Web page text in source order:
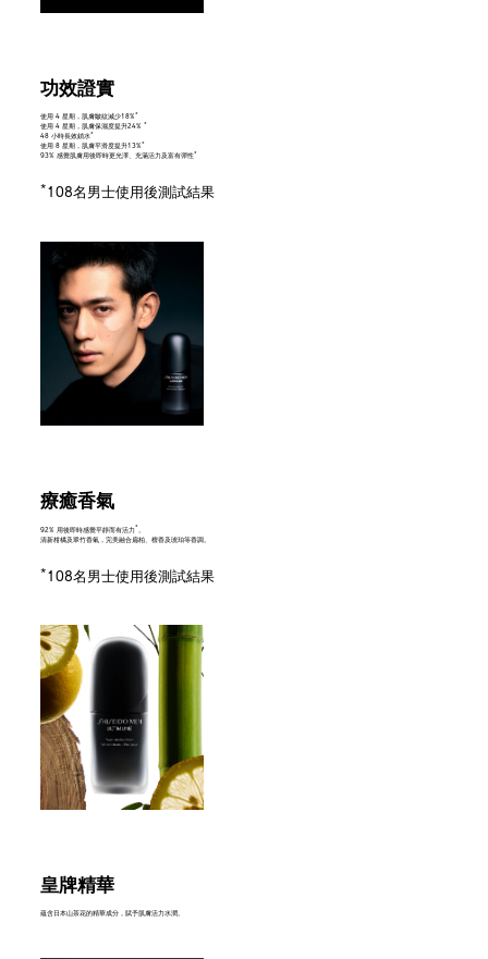
功效證實
使用 4 星期，肌膚皺紋減少18% *
使用 4 星期，肌膚保濕度提升24% *
48 小時長效鎖水*
使用 8 星期，肌膚平滑度提升13% *
93% 感覺肌膚用後即時更光澤、充滿活力及富有彈性*
* 108名男士使用後測試結果
療癒香氣
92% 用後即時感覺平靜而有活力* 。
清新柑橘及翠竹香氣，完美融合扁柏、檀香及琥珀等香調。
* 108名男士使用後測試結果
皇牌精華
蘊含日本山茶花的精華成分，賦予肌膚活力水潤。